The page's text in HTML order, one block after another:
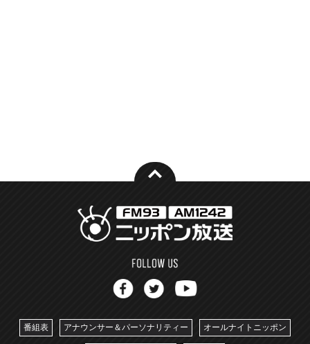
番組表 アナウンサー＆パーソナリティー オールナイトニッポン